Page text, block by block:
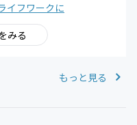
イフワークに
みる
もっと見る